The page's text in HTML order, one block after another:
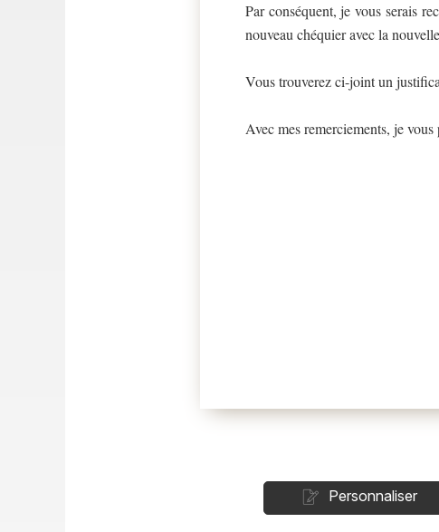
Par conséquent, je vous serais
nouveau chéquier avec la
Vous trouverez ci-joint un
Avec mes remerciements, je
Personnaliser